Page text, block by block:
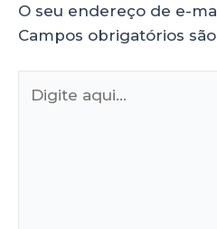
O seu endereço de e-
Campos obrigatórios